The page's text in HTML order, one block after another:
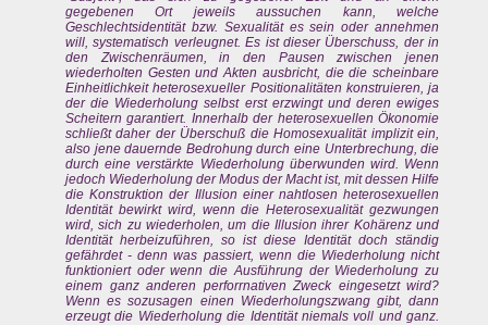
gegebenen Ort jeweils aussuchen kann, welche
Geschlechtsidentität bzw. Sexualität es sein oder annehmen
will, systematisch verleugnet. Es ist dieser Überschuss, der in
den Zwischenräumen, in den Pausen zwischen jenen
wiederholten Gesten und Akten ausbricht, die die scheinbare
Einheitlichkeit heterosexueller Positionalitäten konstruieren, ja
der die Wiederholung selbst erst erzwingt und deren ewiges
Scheitern garantiert. Innerhalb der heterosexuellen Ökonomie
schließt daher der Überschuß die Homosexualität implizit ein,
also jene dauernde Bedrohung durch eine Unterbrechung, die
durch eine verstärkte Wiederholung überwunden wird. Wenn
jedoch Wiederholung der Modus der Macht ist, mit dessen Hilfe
die Konstruktion der Illusion einer nahtlosen heterosexuellen
Identität bewirkt wird, wenn die Heterosexualität gezwungen
wird,sich zu wiederholen, um die Illusion ihrer Kohärenz und
Identität herbeizuführen, so ist diese Identität doch ständig
gefährdet - denn was passiert, wenn die Wiederholung nicht
funktioniert oder wenn die Ausführung der Wiederholung zu
einem ganz anderen perforrnativen Zweck eingesetzt wird?
Wenn es sozusagen einen Wiederholungszwang gibt, dann
erzeugt die Wiederholung die Identität niemals voll und ganz.